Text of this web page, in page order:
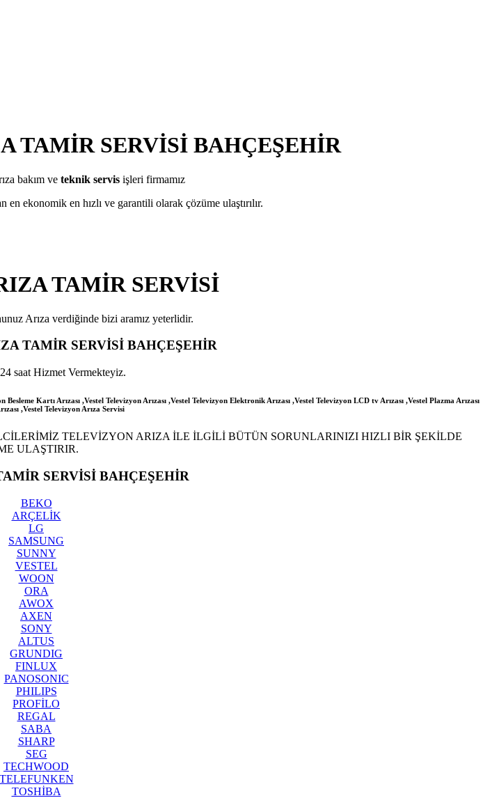
TAMİR SERVİSİ BAHÇEŞEHİR
bakım ve teknik servis işleri firmamız
en ekonomik en hızlı ve garantili olarak çözüme ulaştırılır.
TAMİR SERVİSİ
Arıza verdiğinde bizi aramız yeterlidir.
TAMİR SERVİSİ BAHÇEŞEHİR
saat Hizmet Vermekteyiz.
Kartı Arızası ,Vestel Televizyon Arızası ,Vestel Televizyon Elektronik Arızası ,Vestel Televizyon LCD tv Arızası ,Vestel Plazma Arızası
,Vestel Televizyon Arıza Servisi
TELEVİZYON ARIZA İLE İLGİLİ BÜTÜN SORUNLARINIZI HIZLI BİR ŞEKİLDE
ULAŞTIRIR.
SERVİSİ BAHÇEŞEHİR
BEKO
ARÇELİK
LG
SAMSUNG
SUNNY
VESTEL
WOON
ORA
AWOX
AXEN
SONY
ALTUS
GRUNDIG
FINLUX
PANOSONIC
PHILIPS
PROFİLO
REGAL
SABA
SHARP
SEG
TECHWOOD
TELEFUNKEN
TOSHİBA